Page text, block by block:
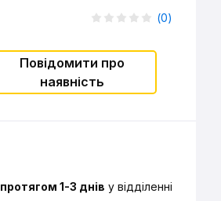
(0)
Повідомити про
наявність
протягом 1-3 днів у відділенні